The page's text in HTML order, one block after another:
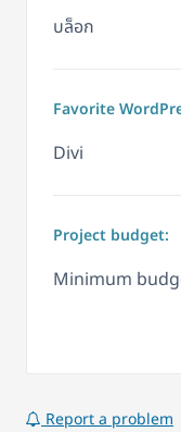
บล็อก
Favorite
Divi
Project budget:
Minimum
Report a problem